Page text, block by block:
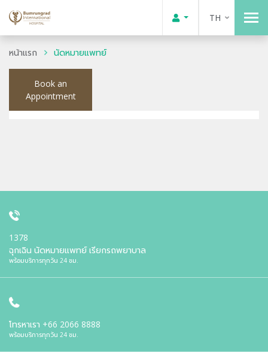
TH
หน้าแรก นัดหมายแพทย์
Book an
Appointment
1378
ฉุกเฉิน นัดหมายแพทย์ เรียกรถพยาบาล
พร้อมบริการทุกวัน 24 ชม.
โทรหาเรา +66 2066 8888
พร้อมบริการทุกวัน 24 ชม.